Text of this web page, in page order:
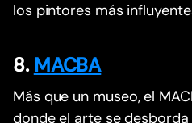
los pintores más
8. MACBA
Más que un museo, el
donde el arte se desborda